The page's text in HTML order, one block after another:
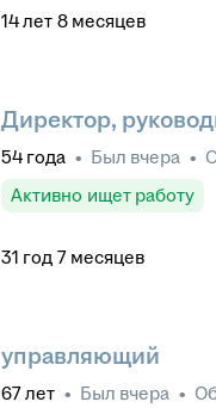
14лет 8 месяцев
Директор,
54 года • Был вчера •
Активно ищет работу
31 год 7 месяцев
управляющий
67лет • Был вчера •